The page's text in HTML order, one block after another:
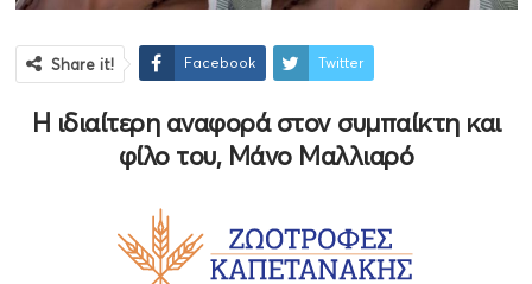
Share it! Facebook Twitter
Η ιδιαίτερη αναφορά στον συμπαίκτη και
φίλο του, Μάνο Μαλλιαρό